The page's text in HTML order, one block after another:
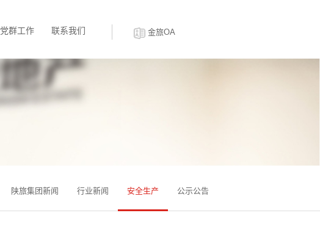
党群工作 联系我们 金旅OA
陕旅集团新闻 行业新闻 安全生产 公示公告